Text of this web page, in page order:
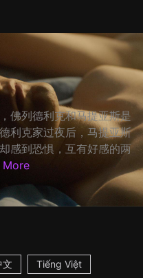
佛列德利克和马提亚斯是
利克家过夜后，马提亚斯
感到恐惧，互有好感的两
More
文 Tiếng Việt